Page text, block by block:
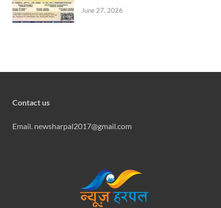
June 27, 2026
Contact us
Email. newsharpal2017@gmail.com